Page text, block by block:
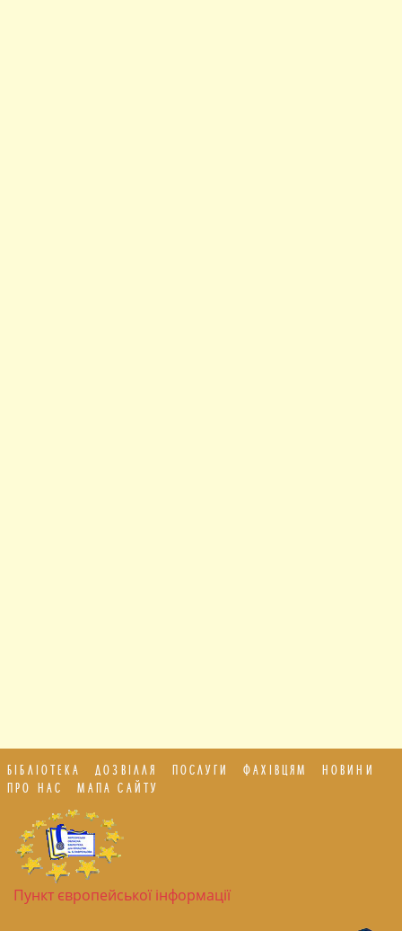
БІБЛІОТЕКА ДОЗВІЛЛЯ ПОСЛУГИ ФАХІВЦЯМ
НОВИНИ
ПРО НАС
МАПА САЙТУ
Пункт європейської інформації